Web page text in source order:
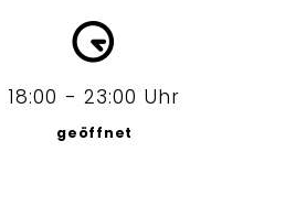
18:00 - 23:00 Uhr
geöffnet